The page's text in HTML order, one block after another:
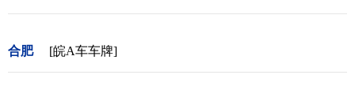
合肥 [皖A车车牌]